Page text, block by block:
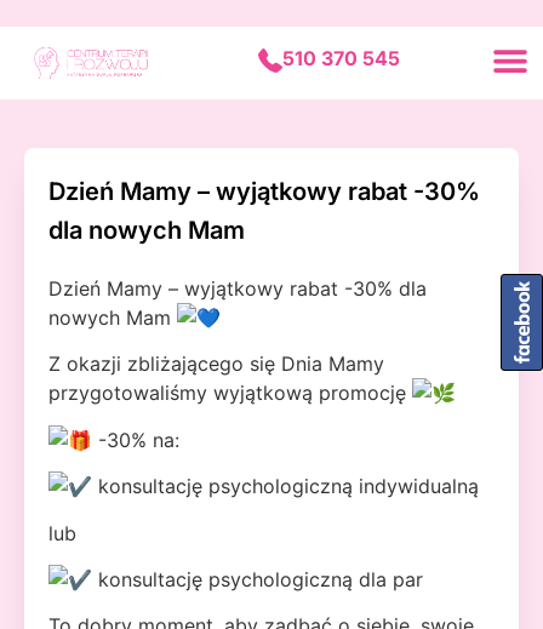
510 370 545
Dzień Mamy – wyjątkowy rabat -30%
dla nowych Mam
Dzień Mamy – wyjątkowy rabat -30% dla
nowych Mam
Z okazji zbliżającego się Dnia Mamy
przygotowaliśmy wyjątkową promocję
-30% na:
konsultację psychologiczną indywidualną
lub
konsultację psychologiczną dla par